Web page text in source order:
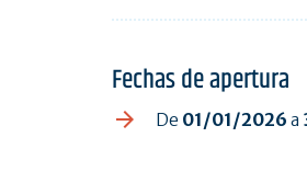
Fechas de apertura
De 01/01/2026 a